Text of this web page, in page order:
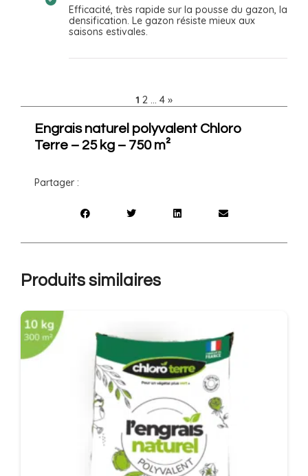
Efficacité, très rapide sur la pousse du gazon, la
densification. Le gazon résiste mieux aux
saisons estivales.
1 2 … 4 »
Engrais naturel polyvalent Chloro
Terre – 25 kg – 750 m²
Partager :
Produits similaires